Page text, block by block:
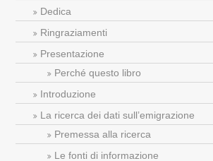
Dedica
Ringraziamenti
Presentazione
Perché questo libro
Introduzione
La ricerca dei dati sull’emigrazione
Premessa alla ricerca
Le fonti di informazione